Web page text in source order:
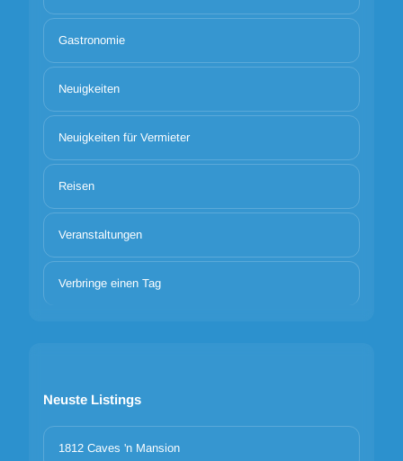
Gastronomie
Neuigkeiten
Neuigkeiten für Vermieter
Reisen
Veranstaltungen
Verbringe einen Tag
Neuste Listings
1812 Caves 'n Mansion